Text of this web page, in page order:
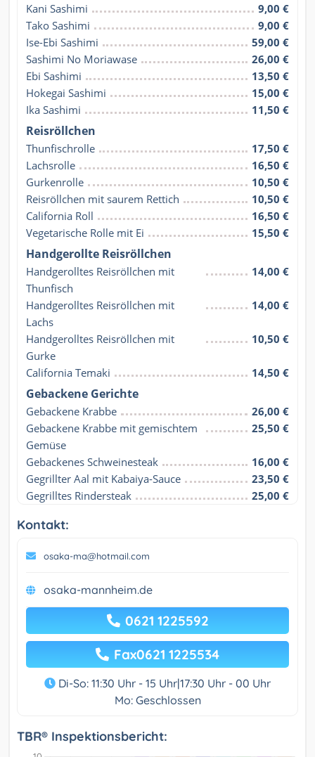
Kani Sashimi
9,00 €
Tako Sashimi
9,00 €
Ise-Ebi Sashimi
59,00 €
Sashimi No Moriawase
26,00 €
Ebi Sashimi
13,50 €
Hokegai Sashimi
15,00 €
Ika Sashimi
11,50 €
Reisröllchen
Thunfischrolle
17,50 €
Lachsrolle
16,50 €
Gurkenrolle
10,50 €
Reisröllchen mit saurem Rettich
10,50 €
California Roll
16,50 €
Vegetarische Rolle mit Ei
15,50 €
Handgerollte Reisröllchen
Handgerolltes Reisröllchen mit
Thunfisch
14,00 €
Handgerolltes Reisröllchen mit
Lachs
14,00 €
Handgerolltes Reisröllchen mit
Gurke
10,50 €
California Temaki 14,50 €
Gebackene Gerichte
Gebackene Krabbe
26,00 €
Gebackene Krabbe mit gemischtem
Gemüse
25,50 €
Gebackenes Schweinesteak
16,00 €
Gegrillter Aal mit Kabaiya-Sauce
23,50 €
Gegrilltes Rindersteak
25,00 €
Kontakt:
osaka-ma@hotmail.com
osaka-mannheim.de
0621 1225592
Fax0621 1225534
Di-So: 11:30 Uhr - 15 Uhr|17:30 Uhr - 00 Uhr
Mo: Geschlossen
TBR® Inspektionsbericht: